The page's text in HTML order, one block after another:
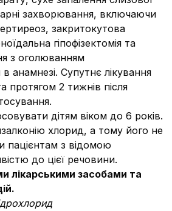
захворювання, включаючи
закритокутова
гіпофізектомія та
з оголюванням
анамнезі. Супутнє лікування
протягом 2 тижнів після
дітям віком до 6 років.
хлорид, а тому його не
пацієнтам з відомою
до цієї речовини.
лікарськими засобами та